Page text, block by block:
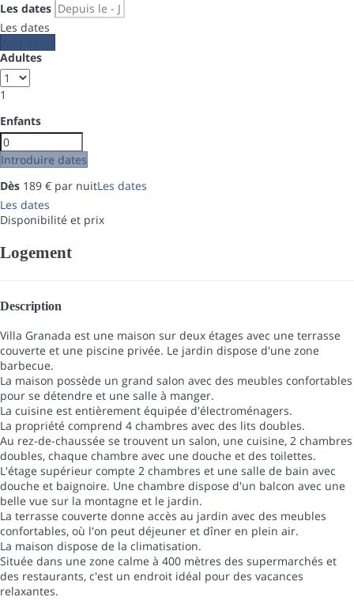
Les dates
Les dates
Adultes
1
Enfants
Introduire dates
Dès 189 € par nuitLes dates
Les dates
Disponibilité et prix
Logement
Description
Villa Granada est une maison sur deux étages avec une terrasse
couverte et une piscine privée. Le jardin dispose d'une zone
barbecue.
La maison possède un grand salon avec des meubles confortables
pour se détendre et une salle à manger.
La cuisine est entièrement équipée d'électroménagers.
La propriété comprend 4 chambres avec des lits doubles.
Au rez-de-chaussée se trouvent un salon, une cuisine, 2 chambres
doubles, chaque chambre avec une douche et des toilettes.
L'étage supérieur compte 2 chambres et une salle de bain avec
douche et baignoire. Une chambre dispose d'un balcon avec une
belle vue sur la montagne et le jardin.
La terrasse couverte donne accès au jardin avec des meubles
confortables, où l'on peut déjeuner et dîner en plein air.
La maison dispose de la climatisation.
Située dans une zone calme à 400 mètres des supermarchés et
des restaurants, c'est un endroit idéal pour des vacances
relaxantes.